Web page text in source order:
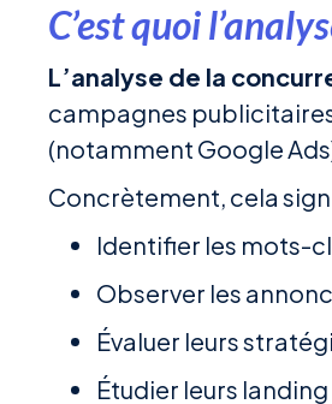
C’est quoi
L’analyse de la
campagnes
(notamment Google
Concrètement, cela
Identifier les mots-
Observer les
Évaluer leurs
Étudier leurs